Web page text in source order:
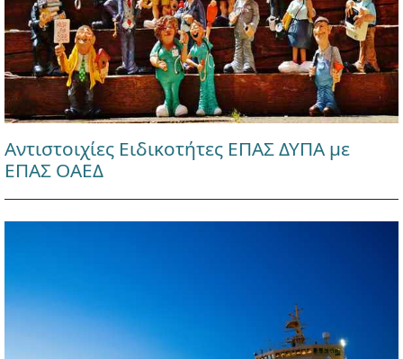
Αντιστοιχίες Ειδικοτήτες ΕΠΑΣ ΔΥΠΑ με
ΕΠΑΣ ΟΑΕΔ